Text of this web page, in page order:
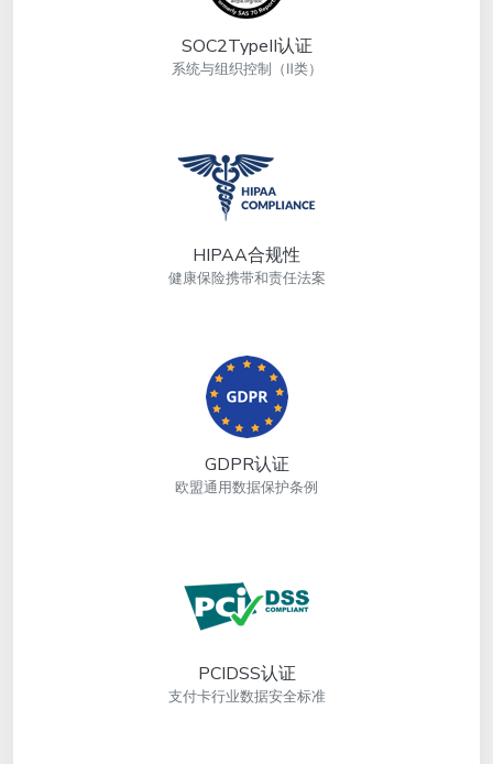
SOC2TypeII认证
系统与组织控制（Ⅱ类）
HIPAA合规性
健康保险携带和责任法案
GDPR认证
欧盟通用数据保护条例
PCIDSS认证
支付卡行业数据安全标准